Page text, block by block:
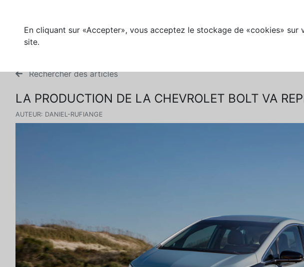
En cliquant sur «Accepter», vous acceptez le stockage de «cookies»
site.
Rechercher des articles
LA PRODUCTION DE LA CHEVROLET BOLT VA
AUTEUR: DANIEL-RUFIANGE